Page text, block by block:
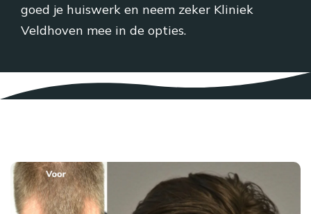
goed je huiswerk en neem zeker Kliniek
Veldhoven mee in de opties.